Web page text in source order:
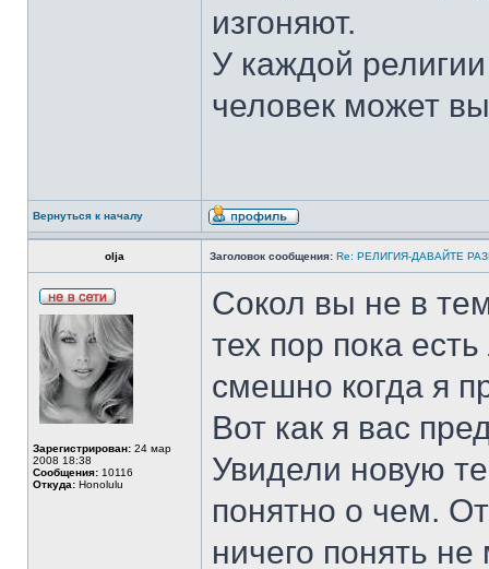
изгоняют.
У каждой
человек может
Вернуться к началу
olja Заголовок сообщения: Re: РЕЛИГИЯ-ДАВАЙТЕ
Зарегистрирован: 24 мар
2008 18:38
Сообщения: 10116
Откуда: Honolulu
Сокол вы не в
тех пор пока
смешно когда я
Вот как я вас
Увидели новую
понятно о чем.
ничего понять